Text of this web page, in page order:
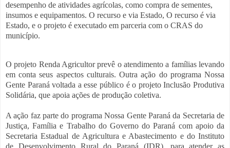
desempenho de atividades agrícolas, como compra de sementes,
insumos e equipamentos. O recurso e via Estado, O recurso é via
Estado, e o projeto é executado em parceria com o CRAS do
município.
O projeto Renda Agricultor prevê o atendimento a famílias levando
em conta seus aspectos culturais. Outra ação do programa Nossa
Gente Paraná voltada a esse público é o projeto Inclusão Produtiva
Solidária, que apoia ações de produção coletiva.
A ação faz parte do programa Nossa Gente Paraná da Secretaria de
Justiça, Família e Trabalho do Governo do Paraná com apoio da
Secretaria Estadual de Agricultura e Abastecimento e do Instituto
de Desenvolvimento Rural do Paraná (IDR), para atender as